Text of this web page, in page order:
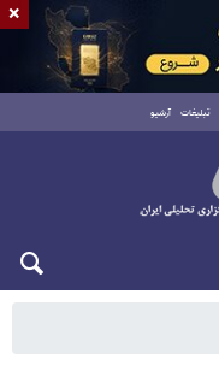
تبلیغات آرشیو
×